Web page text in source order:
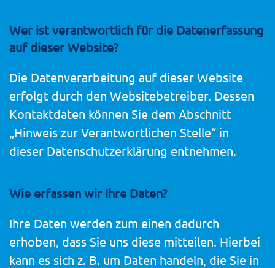
Wer ist verantwortlich für die Datenerfassung
auf dieser Website?
Die Datenverarbeitung auf dieser Website
erfolgt durch den Websitebetreiber. Dessen
Kontaktdaten können Sie dem Abschnitt
„Hinweis zur Verantwortlichen Stelle“ in
dieser Datenschutzerklärung entnehmen.
Wie erfassen wir Ihre Daten?
Ihre Daten werden zum einen dadurch
erhoben, dass Sie uns diese mitteilen. Hierbei
kann es sich z. B. um Daten handeln, die Sie in